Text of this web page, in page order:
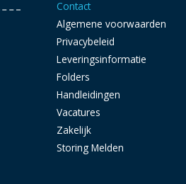
Contact
Algemene voorwaarden
Privacybeleid
Leveringsinformatie
Folders
Handleidingen
Vacatures
Zakelijk
Storing Melden